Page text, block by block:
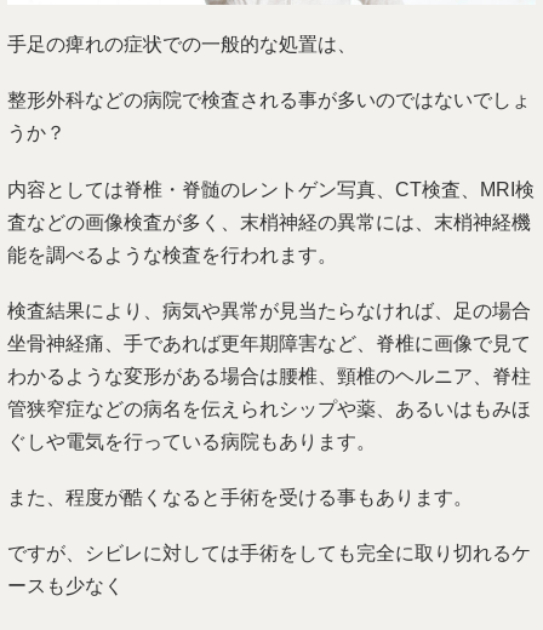
手足の痺れの症状での一般的な処置は、
整形外科などの病院で検査される事が多いのではないでしょ
うか？
内容としては脊椎・脊髄のレントゲン写真、CT検査、MRI検
査などの画像検査が多く、末梢神経の異常には、末梢神経機
能を調べるような検査を行われます。
検査結果により、病気や異常が見当たらなければ、足の場合
坐骨神経痛、手であれば更年期障害など、脊椎に画像で見て
わかるような変形がある場合は腰椎、頸椎のヘルニア、脊柱
管狭窄症などの病名を伝えられシップや薬、あるいはもみほ
ぐしや電気を行っている病院もあります。
また、程度が酷くなると手術を受ける事もあります。
ですが、シビレに対しては手術をしても完全に取り切れるケ
ースも少なく